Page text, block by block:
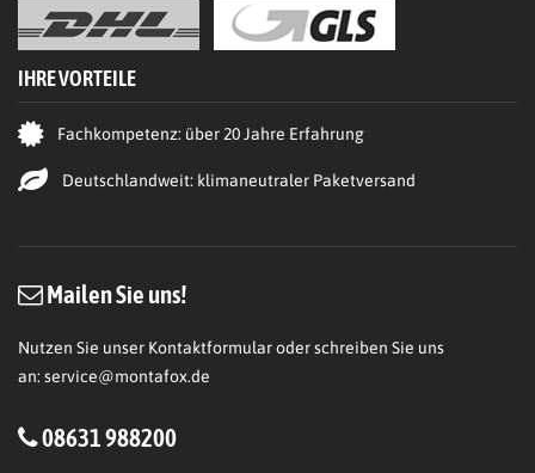
IHRE VORTEILE
Fachkompetenz: über 20 Jahre Erfahrung
Deutschlandweit: klimaneutraler Paketversand
Mailen Sie uns!
Nutzen Sie unser Kontaktformular oder schreiben Sie uns
an: service@montafox.de
08631 988200